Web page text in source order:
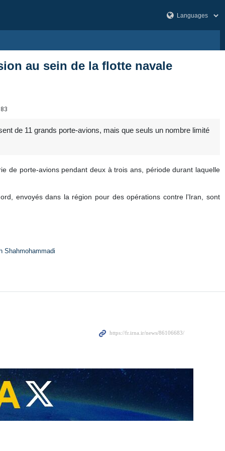
au sein de la flotte navale
de 11 grands porte-avions, mais que seuls un nombre limité
de porte-avions pendant deux à trois ans, période durant laquelle
envoyés dans la région pour des opérations contre l’Iran, sont
Shahmohammadi